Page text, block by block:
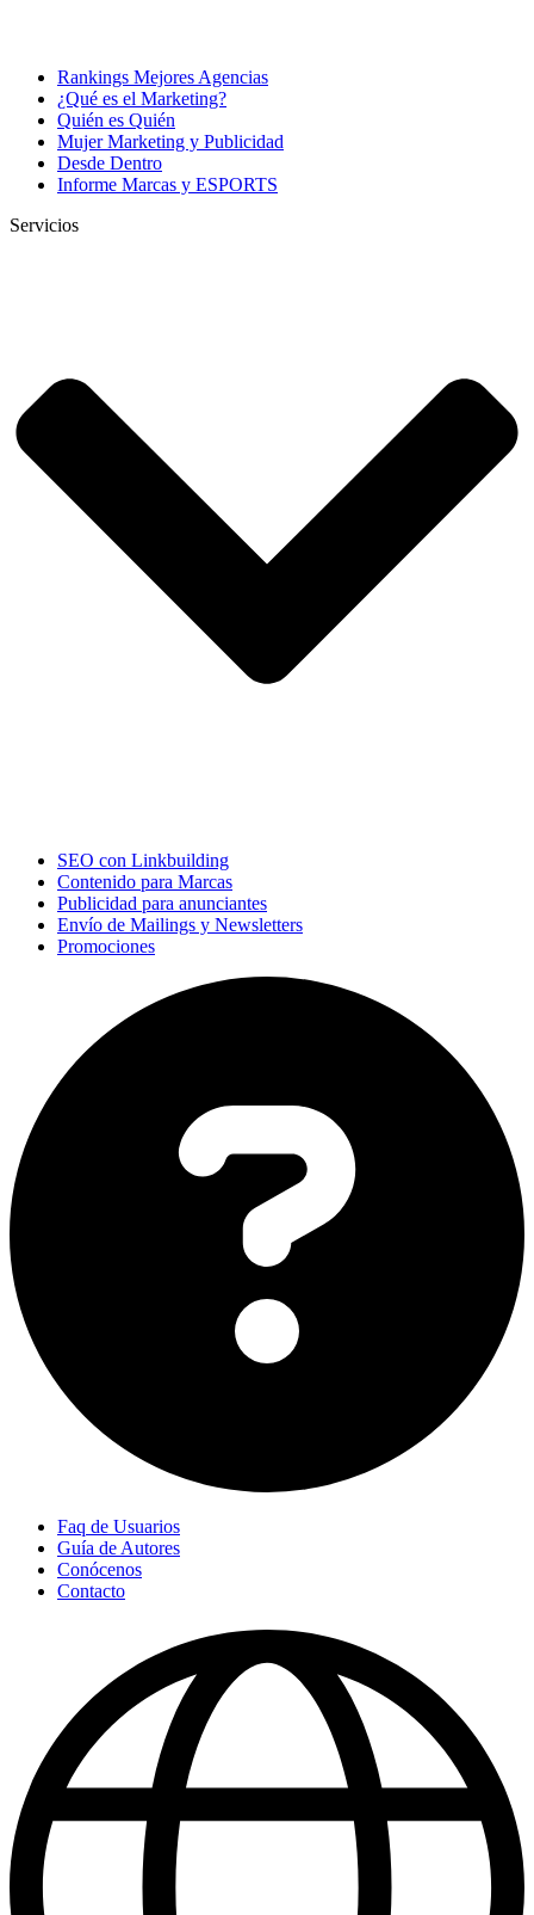
Rankings Mejores Agencias
¿Qué es el Marketing?
Quién es Quién
Mujer Marketing y Publicidad
Desde Dentro
Informe Marcas y ESPORTS
Servicios
SEO con Linkbuilding
Contenido para Marcas
Publicidad para anunciantes
Envío de Mailings y Newsletters
Promociones
Faq de Usuarios
Guía de Autores
Conócenos
Contacto